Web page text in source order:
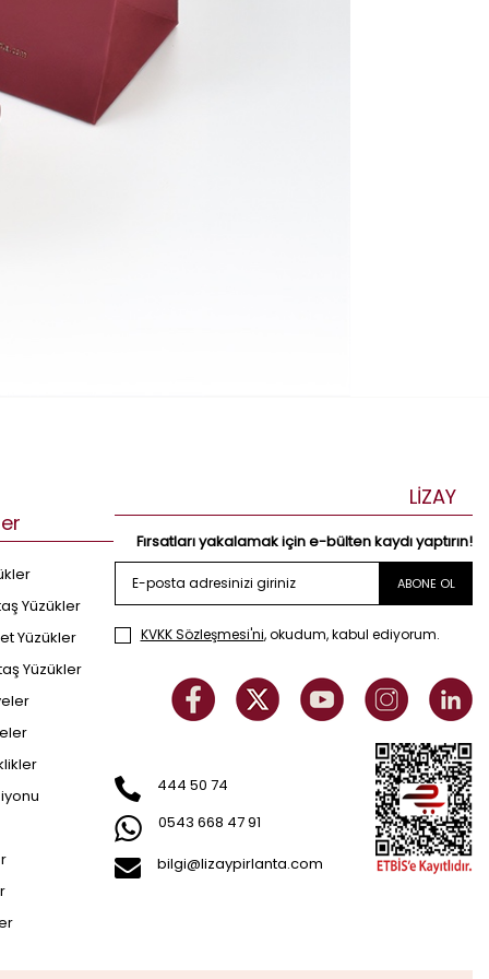
Yüzükler
Yüzükler
Yüzükler
LİZAY
Fırsatları yakalamak için e-bülten kaydı yaptırın!
ABONE OL
KVKK Sözleşmesi'ni, okudum, kabul ediyorum.
444 50 74
0543 668 47 91
bilgi@lizaypirlanta.com